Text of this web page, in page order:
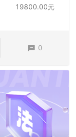
19800.00元
0